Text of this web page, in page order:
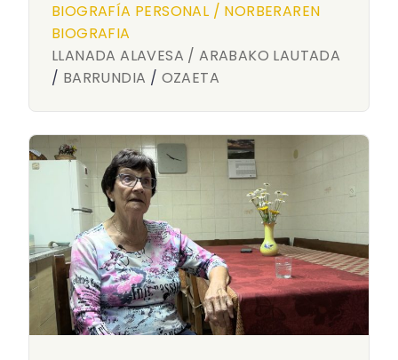
BIOGRAFÍA PERSONAL / NORBERAREN
BIOGRAFIA
LLANADA ALAVESA / ARABAKO LAUTADA
/ BARRUNDIA / OZAETA